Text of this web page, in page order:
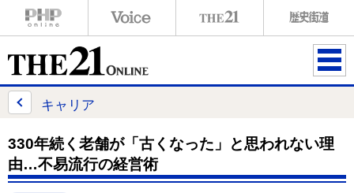
ME
キャリア
330年続く老舗が「古くなった」と思われない理
由…不易流行の経営術